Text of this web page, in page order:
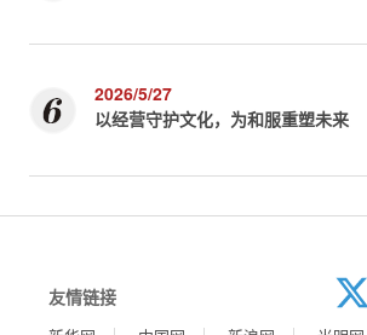
2026/5/27
以经营守护文化，为和服重塑未来
友情链接